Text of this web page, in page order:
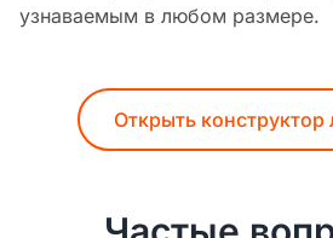
узнаваемым в любом размере.
Открыть конструктор